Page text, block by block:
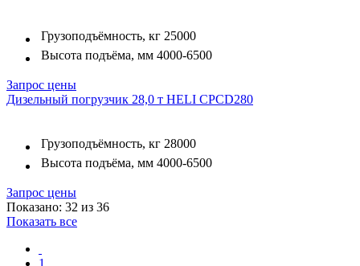
Грузоподъёмность, кг 25000
Высота подъёма, мм 4000-6500
Запрос цены
Дизельный погрузчик 28,0 т HELI CPCD280
Грузоподъёмность, кг 28000
Высота подъёма, мм 4000-6500
Запрос цены
Показано: 32 из 36
Показать все